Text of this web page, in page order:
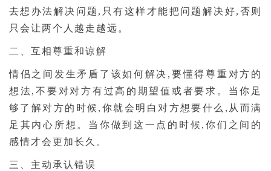
去想办法解决问题,只有这样才能把问题解决好,否则
只会让两个人越走越远。
二、互相尊重和谅解
情侣之间发生矛盾了该如何解决,要懂得尊重对方的
想法,不要对对方有过高的期望值或者要求。当你足
够了解对方的时候,你就会明白对方想要什么,从而满
足其内心所想。当你做到这一点的时候,你们之间的
感情才会更加长久。
三、主动承认错误